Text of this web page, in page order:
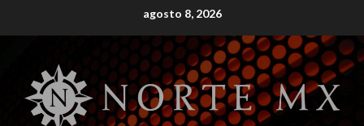
to
agosto 8, 2026